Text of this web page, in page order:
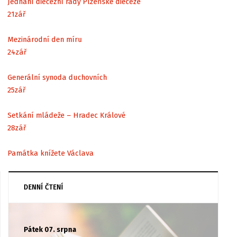
21zář
Mezinárodní den míru
24zář
Generální synoda duchovních
25zář
Setkání mládeže – Hradec Králové
28zář
Památka knížete Václava
DENNÍ ČTENÍ
Pátek 07. srpna